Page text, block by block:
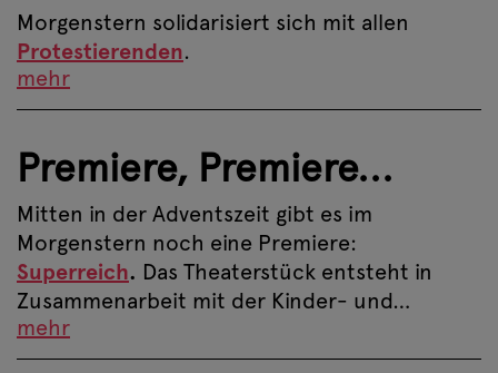
Morgenstern solidarisiert sich mit allen
Protestierenden.
mehr
Premiere, Premiere...
Mitten in der Adventszeit gibt es im
Morgenstern noch eine Premiere:
Superreich. Das Theaterstück entsteht in
Zusammenarbeit mit der Kinder- und…
mehr